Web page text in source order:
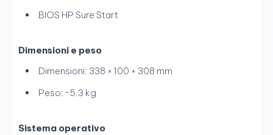
BIOS HP Sure Start
Dimensioni e peso
Dimensioni: 338 × 100 × 308 mm
Peso: ~5.3 kg
Sistema operativo